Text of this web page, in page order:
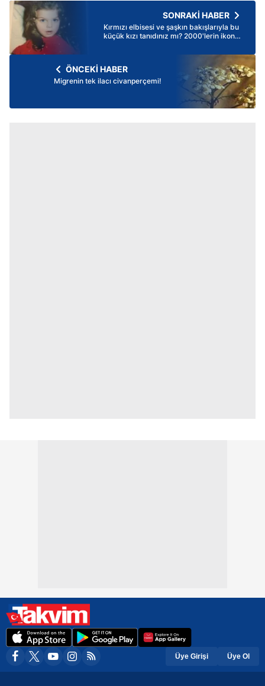
SONRAKİ HABER
Kırmızı elbisesi ve şaşkın bakışlarıyla bu
küçük kızı tanıdınız mı? 2000'lerin ikonik
ÖNCEKİ HABER
Migrenin tek ilacı civanperçemi!
Üye Girişi Üye Ol